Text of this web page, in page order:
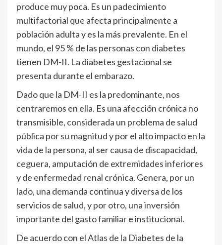
produce muy poca. Es un padecimiento
multifactorial que afecta principalmente a
población adulta y es la más prevalente. En el
mundo, el 95 % de las personas con diabetes
tienen DM-II. La diabetes gestacional se
presenta durante el embarazo.
Dado que la DM-II es la predominante, nos
centraremos en ella. Es una afección crónica no
transmisible, considerada un problema de salud
pública por su magnitud y por el alto impacto en la
vida de la persona, al ser causa de discapacidad,
ceguera, amputación de extremidades inferiores
y de enfermedad renal crónica. Genera, por un
lado, una demanda continua y diversa de los
servicios de salud, y por otro, una inversión
importante del gasto familiar e institucional.
De acuerdo con el Atlas de la Diabetes de la